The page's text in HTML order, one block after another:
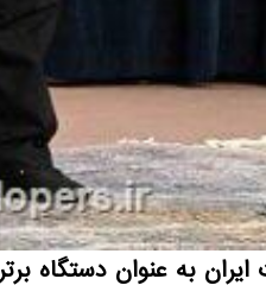
به عنوان دستگاه